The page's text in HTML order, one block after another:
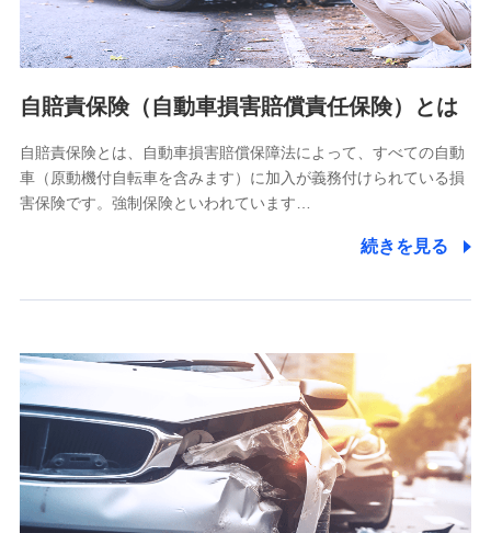
個人情報の第三者提供について
除き、第三者に提供いたしません。
業務の委託
当社は利用目的の達成に必要な範囲内において個人情報の取
【共同して利用される利用データの項目】
当社又は株式会社NTTドコモがサービス提供等を通じて取得
した、以下の情報などの個人データ
基本情報
氏名、電話番号、メールアドレス、お客さまの識別子、
属性、連絡先、dポイントサービスのご利用に関する情
自賠責保険（自動車損害賠償責任保険）とは
自賠責保険とは、自動車損害賠償保障法によって、すべての自動
車（原動機付自転車を含みます）に加入が義務付けられている損
害保険です。強制保険といわれています…
続きを見る